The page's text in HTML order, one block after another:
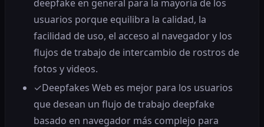
deepfake en general para la mayoría de los
usuarios porque equilibra la calidad, la
facilidad de uso, el acceso al navegador y los
flujos de trabajo de intercambio de rostros de
fotos y videos.
✓Deepfakes Web es mejor para los usuarios
que desean un flujo de trabajo deepfake
basado en navegador más complejo para